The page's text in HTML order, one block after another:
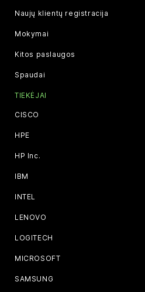
Naujų klientų registracija
Mokymai
Kitos paslaugos
Spaudai
TIEKĖJAI
CISCO
HPE
HP Inc.
IBM
INTEL
LENOVO
LOGITECH
MICROSOFT
SAMSUNG